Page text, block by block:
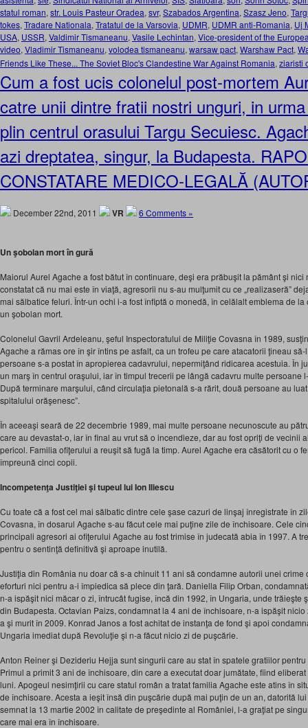
statul roman, str. Louis Pasteur Oradea, svr, Szabados Argentina, Szasz Jeno,
tokes, Tradare Nationala, Tratatul de la Varsovia, UDMR, UDMR anti-Romania, Uj
USA, USSR, Valdimir Tismaneanu, Vasile Lechintan, Vice-president of the
video, Vladimir Tismaneanu, volodea tismaneanu, warsaw pact, Warshaw Pact,
Friends Like These... The Soviet Bloc's Clandestine War Against Romania, ziaristi
Cum a fost ucis colonelul post-mortem
catre unii dintre fratii nostri unguri, in
plin centrul orasului Targu Secuiesc.
azi dreptatea, singur, la Budapesta.
CONSTATARE MEDICO-LEGALĂ
December 22nd, 2011 VR 6 Comments »
Un şobolan mort în gură
Maiorul Aurel Agache a fost bătut în continuare, deşi era prăbuşit la pământ şi
constatat că nu mai este în viaţă, agresorii nu s-au mulţumit cu ce „realizaseră”
mai sălbatice feluri. Într-un ochi i-a fost înfiptă o monedă, în celălalt emblema de
un şobolan mort.
Colonelul Gavril Ardeleanu, şeful Inspectoratului de Miliţie Covasna în 1989,
Agache a rămas ore în şir întins pe asfalt, ca un trofeu pe care atacatorii ţineau
persoane s-a postat în apropierea cadavrului, nepermiţând ridicarea acestuia. În
un marş în centrul oraşului, iar în timpul trecerii pe lângă cadavru multe persoane
După terminare marşului, când circulaţia pietonală s-a rărit, două persoane au
spitalului orăşenesc”.
În aceeaşi seară de 22 decembrie 1989, mai multe persoane necunoscute au
care au devastat-o, iar în final au vrut să o incendieze, dar au fost opriţi de vecinii
pericol. Familia ofiţerului a reuşit să fugă la timp. Aurel Agache era căsătorit cu o
împreună cinci copii.
Incompetenţa Justiţiei şi tupeul lui Ion Iliescu
Cu toate că a fost cel mai sălbatic dintre cele şase cazuri de linşaj înregistrate în
Covasna, în dosarul Agache s-au făcut cele mai puţine zile de închisoare. Cele
principali agresori ai ofiţerului Agache au fost trimise în judecată abia în 1997. A
pentru o sentinţă definitivă şi aproape inutilă.
Justiţia din România nu doar că s-a chinuit 11 ani să condamne autorii unei crime
eforturi nici pentru a-i împiedica să plece din ţară. Daniella Filip Orban,
n-a ispăşit nici măcar o zi, întrucât fugise, încă din 1992, în Ungaria, unde trăieşte
din Budapesta. Octavian Paizs, condamnat la 4 ani de închisoare, n-a ispăşit
a şi murit în 2009. Konrad Janos a fost achitat de instanţa de fond şi apoi
Ungaria imediat după Revoluţie şi n-a făcut nicio zi de puşcărie.
Anton Reiner şi Dezideriu Hejja sunt singurii care au stat în spatele gratiilor
Primul a primit 3 ani de închisoare, din care a executat doar jumătate, fiind
luni. Apogeul nesimţirii cu care statul român a tratat familia Agache este atins în
de închisoare. Acesta a ieşit însă din puşcărie după mai puţin de un an, datorită
semnat la 13 martie 2002 în calitate de preşedinte al României, l-a graţiat pe
care mai era în închisoare.